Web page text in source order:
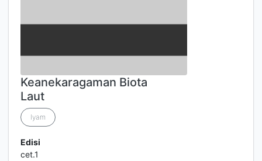
Keanekaragaman Biota
Laut
Iyam
Edisi
cet.1